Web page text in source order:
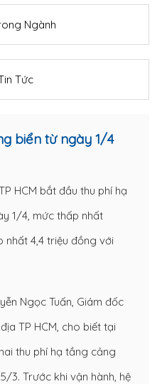
Ngành
Tức
biển từ ngày 1/4
HCM bắt đầu thu phí hạ
1/4, mức thấp nhất
nhất 4,4 triệu đồng với
Ngọc Tuấn, Giám đốc
TP HCM, cho biết tại
thu phí hạ tầng cảng
3. Trước khi vận hành, hệ